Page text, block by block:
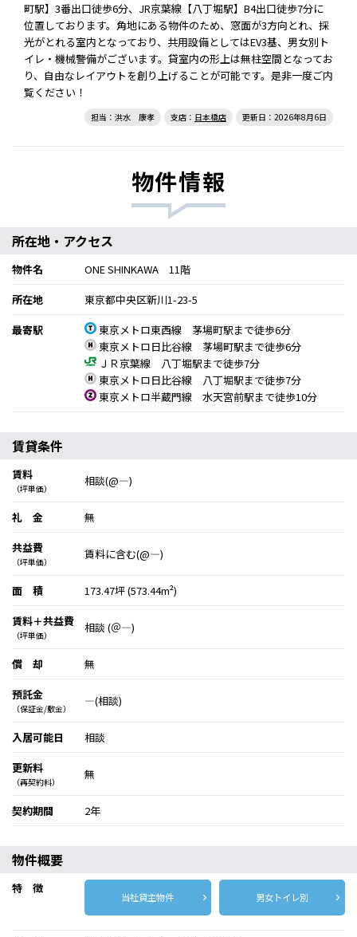
町駅】3番出口徒歩6分、JR京葉線【八丁堀駅】B4出口徒歩7分に
位置しております。角地にある物件のため、窓面が3方向とれ、採
光がとれる室内となっており、共用設備としてはEV3基、男女別ト
イレ・機械警備がございます。貸室内の形上は無柱空間となってお
り、自由なレイアウトを創り上げることが可能です。是非一度ご内
覧ください！
担当：洪水 康孝 支店： 日本橋店 更新日：2026年8月6日
物件情報
所在地・アクセス
物件名
ONE SHINKAWA 11階
所在地
東京都中央区新川1-23-5
最寄駅
東京メトロ東西線 茅場町駅まで徒歩6分
東京メトロ日比谷線 茅場町駅まで徒歩6分
ＪＲ京葉線 八丁堀駅まで徒歩7分
東京メトロ日比谷線 八丁堀駅まで徒歩7分
東京メトロ半蔵門線 水天宮前駅まで徒歩10分
賃貸条件
賃料
（坪単価）
相談(@―)
礼 金
無
共益費
（坪単価）
賃料に含む(@―)
面 積
173.47坪 (573.44m²)
賃料＋共益費
（坪単価）
相談 (＠―)
償 却
無
預託金
（保証金/敷金）
―(相談)
入居可能日
相談
更新料
（再契約料）
無
契約期間 2年
物件概要
特 徴
当社貸主物件 男女トイレ別